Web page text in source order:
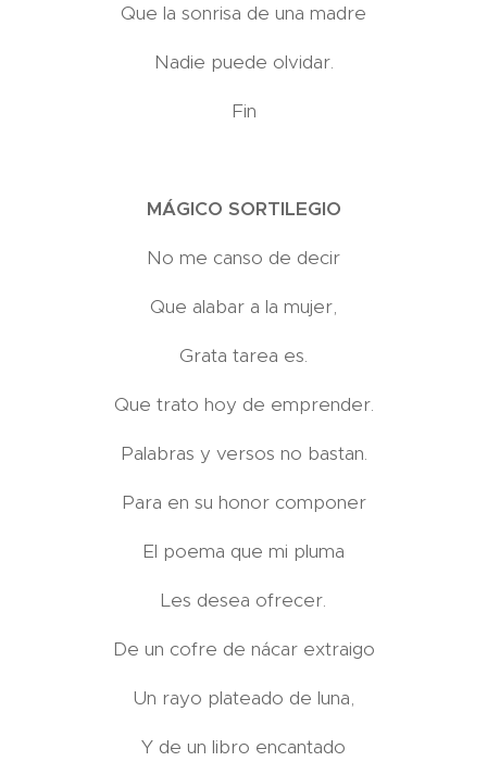
Que la sonrisa de una madre
Nadie puede olvidar.
Fin
MÁGICO SORTILEGIO
No me canso de decir
Que alabar a la mujer,
Grata tarea es.
Que trato hoy de emprender.
Palabras y versos no bastan.
Para en su honor componer
El poema que mi pluma
Les desea ofrecer.
De un cofre de nácar extraigo
Un rayo plateado de luna,
Y de un libro encantado